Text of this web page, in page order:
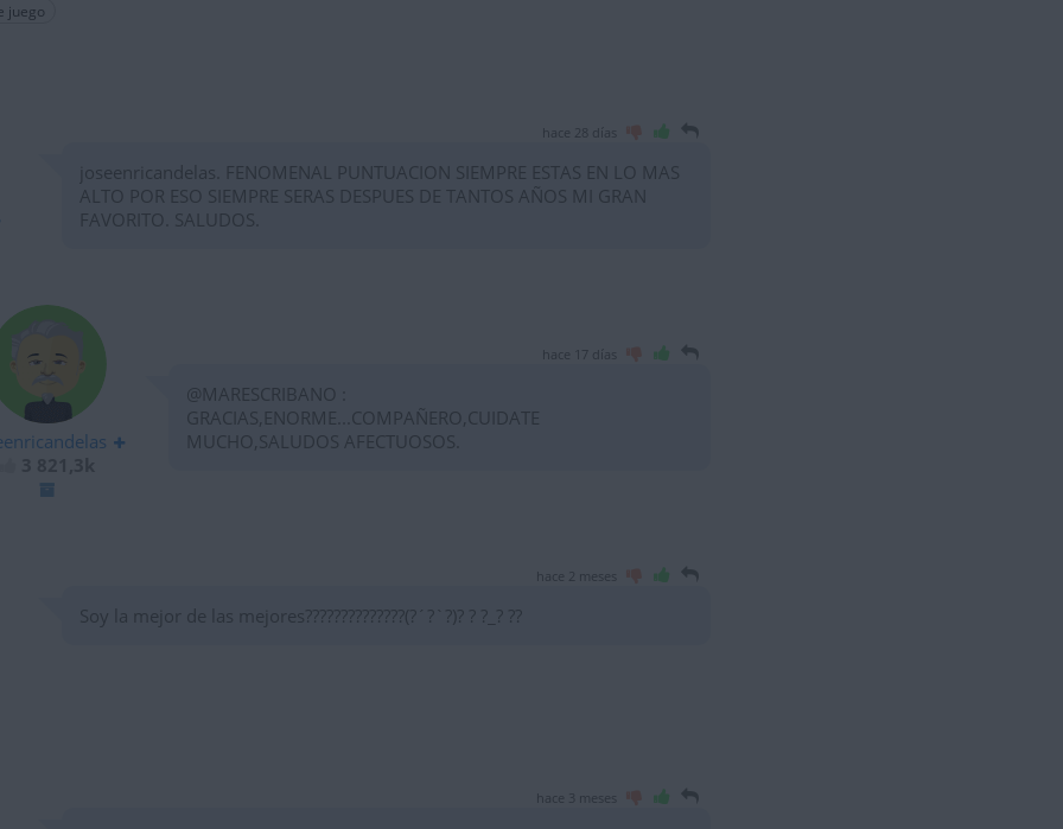
juego
hace 28 días
joseenricandelas. FENOMENAL PUNTUACION SIEMPRE ESTAS EN LO MAS
ALTO POR ESO SIEMPRE SERAS DESPUES DE TANTOS AÑOS MI GRAN
FAVORITO. SALUDOS.
hace 17 días
@MARESCRIBANO :
GRACIAS,ENORME...COMPAÑERO,CUIDATE
MUCHO,SALUDOS AFECTUOSOS.
hace 2 meses
Soy la mejor de las mejores??????????????(?´?`?)? ? ?_? ??
hace 3 meses